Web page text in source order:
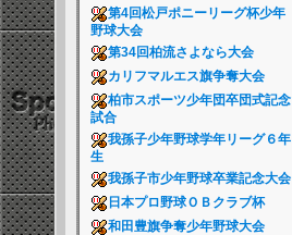
第4回松戸ポニーリーグ杯少年
野球大会
第34回柏流さよなら大会
カリフマルエス旗争奪大会
柏市スポーツ少年団卒団式記念
試合
我孫子少年野球学年リーグ６年
生
我孫子市少年野球卒業記念大会
日本プロ野球ＯＢクラブ杯
和田豊旗争奪少年野球大会